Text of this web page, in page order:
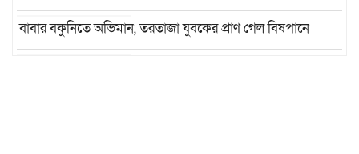
বাবার বকুনিতে অভিমান, তরতাজা যুবকের প্রাণ গেল বিষপানে